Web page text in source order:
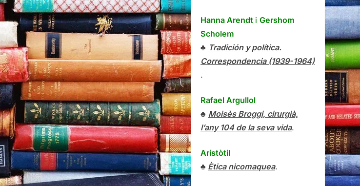
Hanna Arendt i Gershom
Scholem
♣ Tradición y política.
Correspondencia (1939-1964)
.
Rafael Argullol
♣ Moisès Broggi, cirurgià,
l’any 104 de la seva vida.
Aristòtil
♣ Ètica nicomaquea.